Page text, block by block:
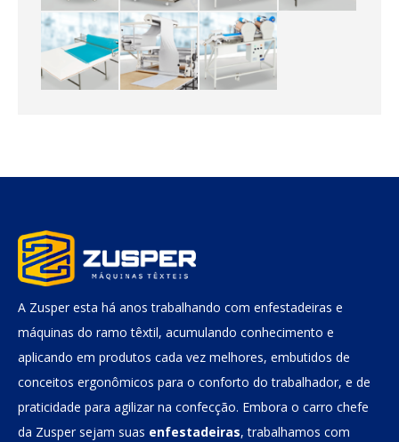
A Zusper esta há anos trabalhando com enfestadeiras e
máquinas do ramo têxtil, acumulando conhecimento e
aplicando em produtos cada vez melhores, embutidos de
conceitos ergonômicos para o conforto do trabalhador, e de
praticidade para agilizar na confecção. Embora o carro chefe
da Zusper sejam suas enfestadeiras, trabalhamos com